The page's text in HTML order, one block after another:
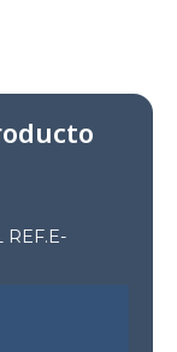
REF.E-